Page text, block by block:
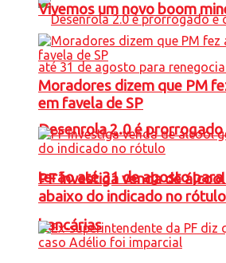
Desenrola 2.0 é
terão até 31 de agosto
bancárias
Vivemos um novo boom
Moradores dizem que PM
em favela de SP
PF investiga venda de
abaixo do indicado no rótulo